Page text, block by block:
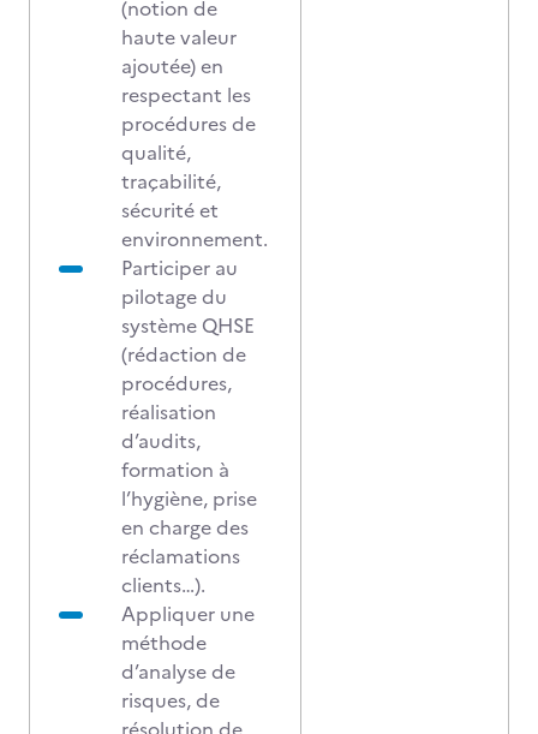
(notion de
haute valeur
ajoutée) en
respectant les
procédures de
qualité,
traçabilité,
sécurité et
environnement.
Participer au
pilotage du
système QHSE
(rédaction de
procédures,
réalisation
d’audits,
formation à
l’hygiène, prise
en charge des
réclamations
clients…).
Appliquer une
méthode
d’analyse de
risques, de